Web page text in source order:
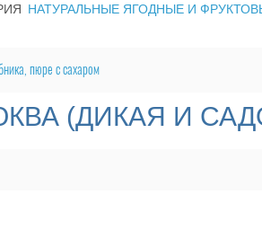
НАТУРАЛЬНЫЕ ЯГОДНЫЕ И
пюре с сахаром
(ДИКАЯ И